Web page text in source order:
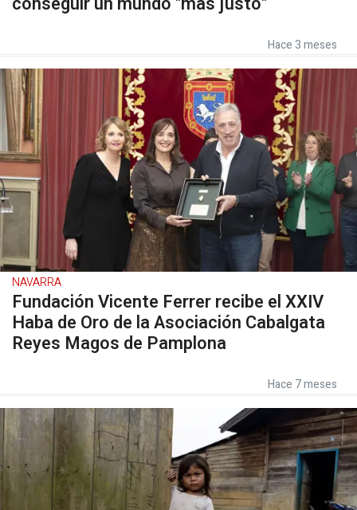
Hace 3 meses
NAVARRA
Fundación Vicente Ferrer recibe el XXIV
Haba de Oro de la Asociación Cabalgata
Reyes Magos de Pamplona
Hace 7 meses